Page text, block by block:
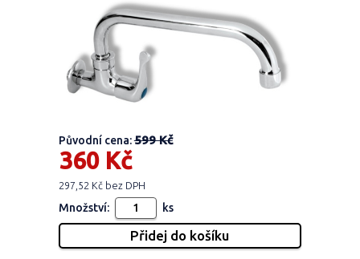
Původní cena:599 Kč
360 Kč
297,52 Kč bez DPH
Množství: ks